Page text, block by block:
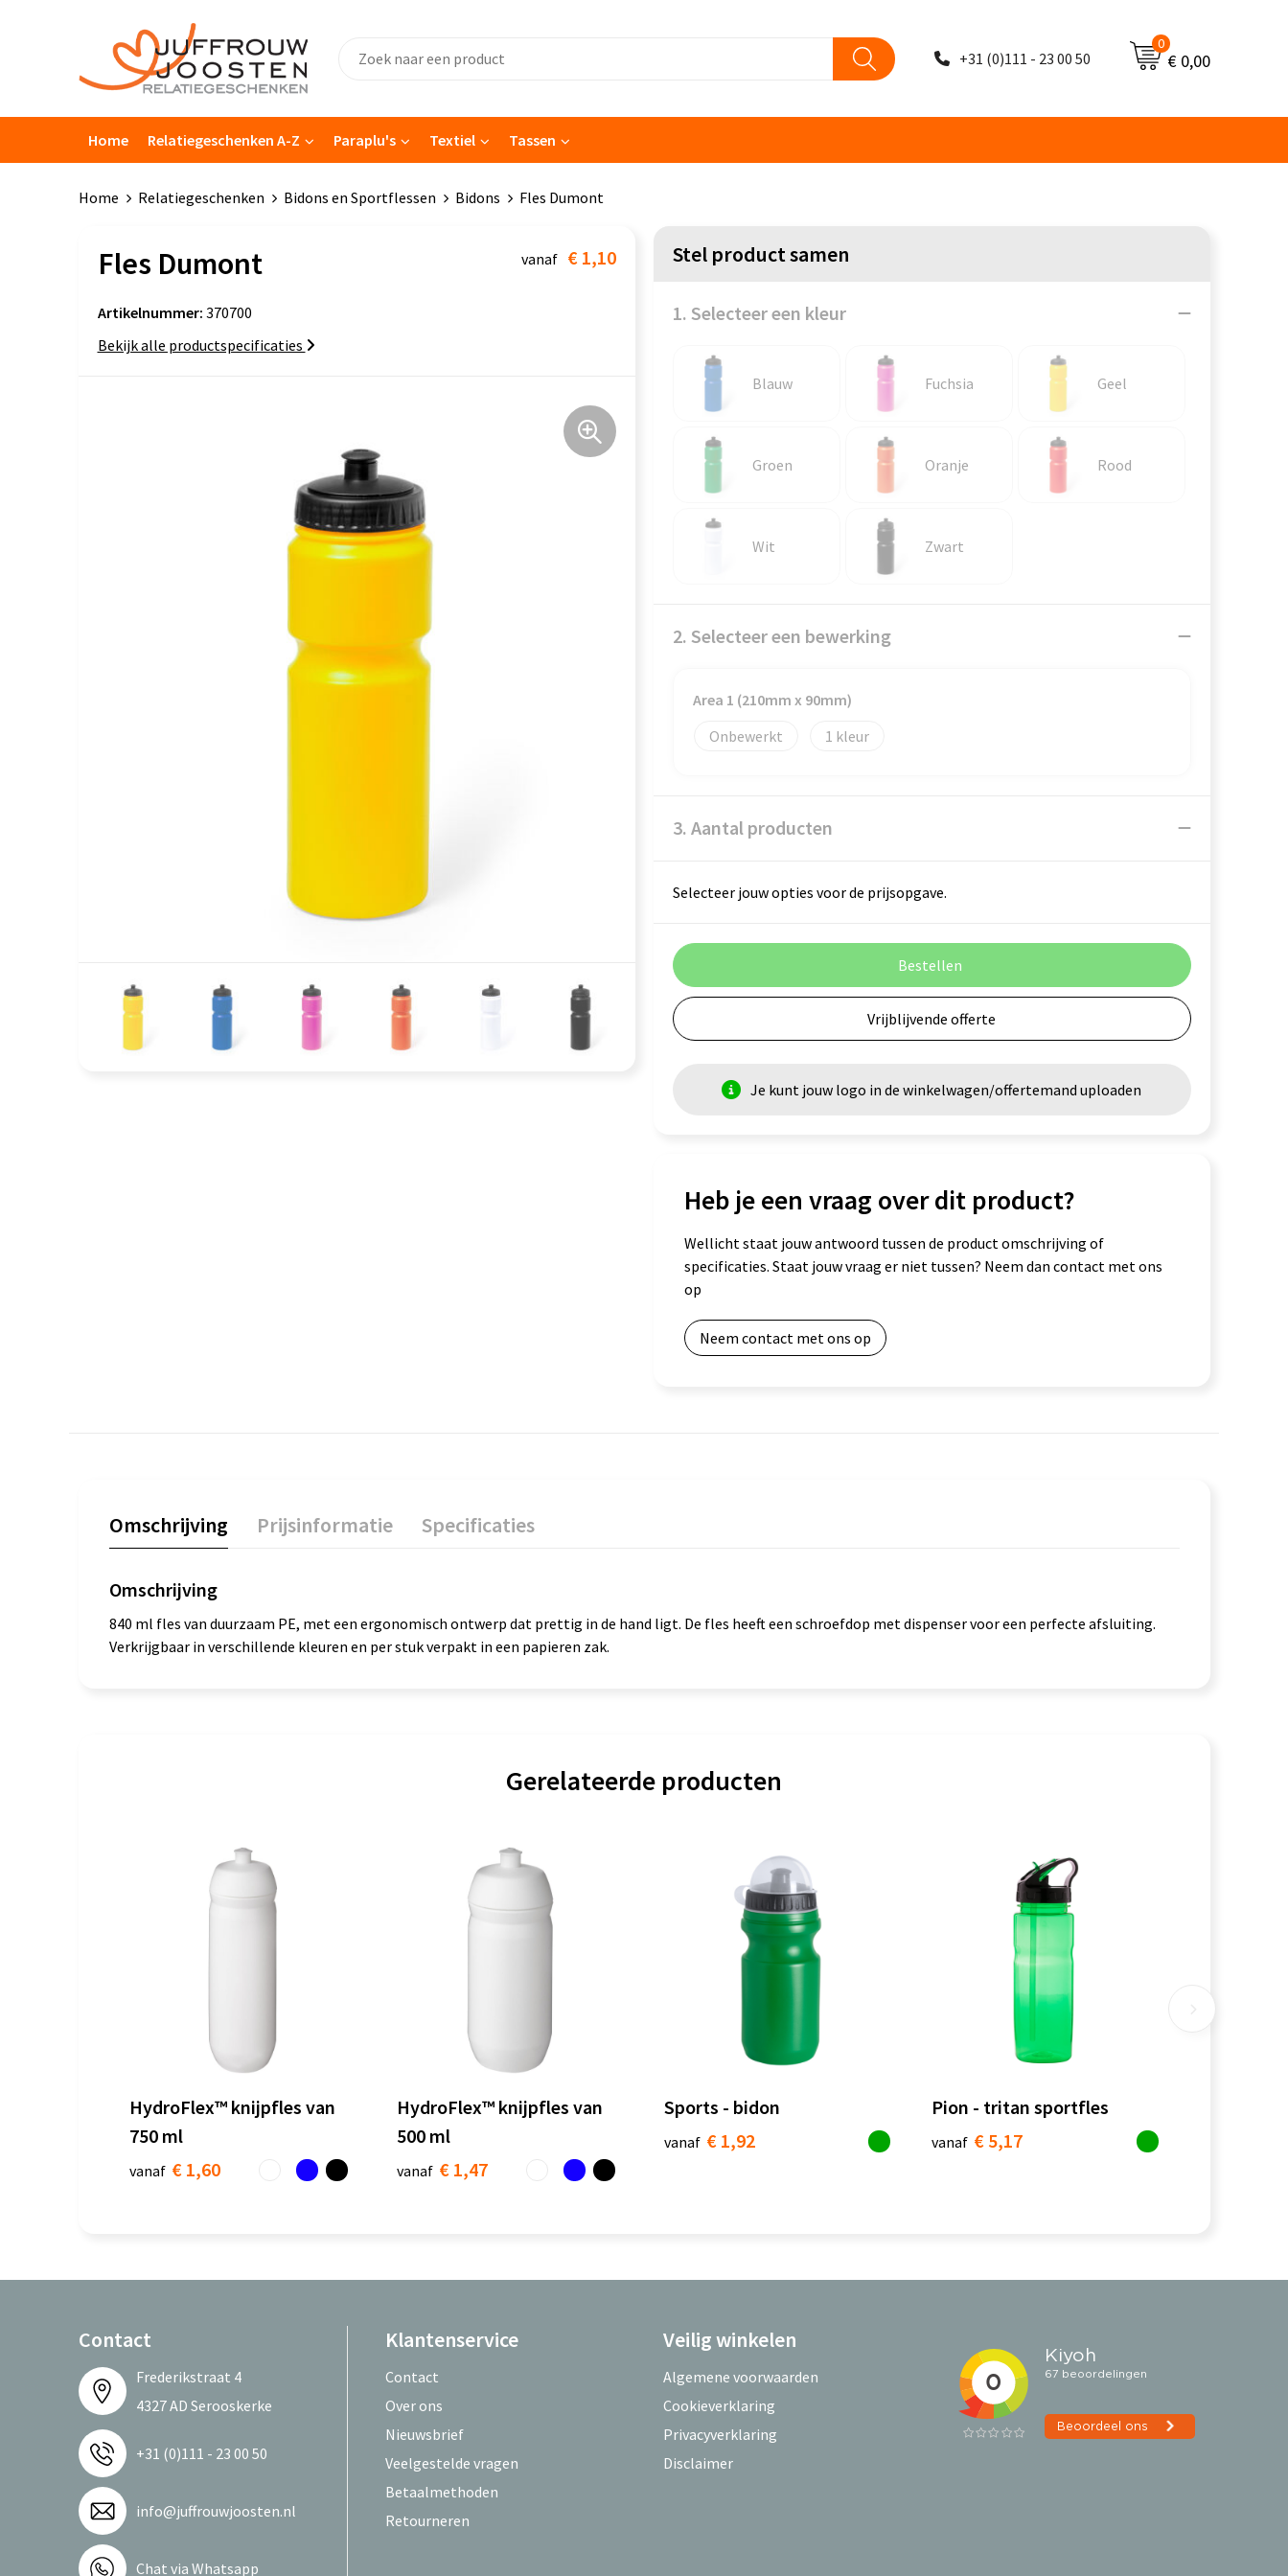
+31 (0)111 - 23 00 50
0
€ 0,00
Home Relatiegeschenken A-Z Paraplu's Textiel Tassen
Home Relatiegeschenken Bidons en Sportflessen Bidons Fles Dumont
Fles Dumont vanaf € 1,10
Artikelnummer: 370700
Bekijk alle productspecificaties
Stel product samen
1. Selecteer een kleur
Blauw Fuchsia Geel
Groen Oranje Rood
Wit Zwart
2. Selecteer een bewerking
Area 1 (210mm x 90mm)
Onbewerkt
1
3. Aantal producten
Selecteer jouw opties voor de prijsopgave.
Bestellen
Vrijblijvende offerte
Je kunt jouw logo in de winkelwagen/offertemand uploaden
Heb je een vraag over dit product?
Wellicht staat jouw antwoord tussen de product omschrijving of
specificaties. Staat jouw vraag er niet tussen? Neem dan contact met ons
op
Neem contact met ons op
Omschrijving Prijsinformatie Specificaties
Omschrijving
840 ml fles van duurzaam PE, met een ergonomisch ontwerp dat prettig in de hand ligt. De fles heeft een schroefdop met dispenser voor een perfecte afsluiting.
Verkrijgbaar in verschillende kleuren en per stuk verpakt in een papieren zak.
Gerelateerde producten
HydroFlex™ knijpfles van
750 ml
vanaf € 1,60
HydroFlex™ knijpfles van
500 ml
vanaf € 1,47
Sports - bidon
vanaf € 1,92
Pion - tritan sportfles
vanaf € 5,17
Contact
Frederikstraat 4
4327 AD Serooskerke
+31 (0)111 - 23 00 50
info@juffrouwjoosten.nl
Chat via Whatsapp
Klantenservice
Contact
Over ons
Nieuwsbrief
Veelgestelde vragen
Betaalmethoden
Retourneren
Veilig winkelen
Algemene voorwaarden
Cookieverklaring
Privacyverklaring
Disclaimer